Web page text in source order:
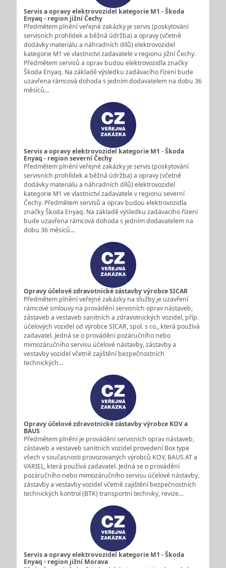
Servis a opravy elektrovozidel kategorie M1 - Škoda
Enyaq - region jižní Čechy
Předmětem plnění veřejné zakázky je servis (poskytování
servisních prohlídek a běžná údržba) a opravy (včetně
dodávky materiálu a náhradních dílů) elektrovozidel
kategorie M1 ve vlastnictví zadavatele v regionu jižní Čechy.
Předmětem servisů a oprav budou elektrovozidla značky
Škoda Enyaq. Na základě výsledku zadávacího řízení bude
uzavřena rámcová dohoda s jedním dodavatelem na dobu 36
měsíců…
Servis a opravy elektrovozidel kategorie M1 - Škoda
Enyaq - region severní Čechy
Předmětem plnění veřejné zakázky je servis (poskytování
servisních prohlídek a běžná údržba) a opravy (včetně
dodávky materiálu a náhradních dílů) elektrovozidel
kategorie M1 ve vlastnictví zadavatele v regionu severní
Čechy. Předmětem servisů a oprav budou elektrovozidla
značky Škoda Enyaq. Na základě výsledku zadávacího řízení
bude uzavřena rámcová dohoda s jedním dodavatelem na
dobu 36 měsíců…
Opravy účelové zdravotnické zástavby výrobce SICAR
Předmětem plnění veřejné zakázky na služby je uzavření
rámcové smlouvy na provádění servisních oprav nástaveb,
zástaveb a vestaveb sanitních a zdravotnických vozidel, příp.
účelových vozidel od výrobce SICAR, spol. s r.o., která používá
zadavatel. Jedná se o provádění pozáručního nebo
mimozáručního servisu účelové nástavby, zástavby a
vestavby vozidel včetně zajištění bezpečnostních
technických…
Opravy účelové zdravotnické zástavby výrobce KOV a
BAUS
Předmětem plnění je provádění servisních oprav nástaveb,
zástaveb a vestaveb sanitních vozidel provedení Box type
všech v současnosti provozovaných výrobců KOV, BAUS AT a
VARIEL, která používá zadavatel. Jedná se o provádění
pozáručního nebo mimozáručního servisu účelové nástavby,
zástavby a vestavby vozidel včetně zajištění bezpečnostních
technických kontrol (BTK) transportní techniky, revize…
Servis a opravy elektrovozidel kategorie M1 - Škoda
Enyaq - region jižní Morava